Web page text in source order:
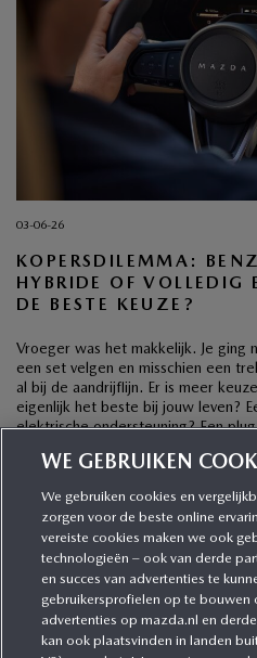
03-06-26
KOPERSDILEMMA:
HYBRIDE OF VOLLEDIG
DE BESTE KEUZE?
Vroeger was het makkelijk. Je ging
een set velgen en misschien een
al bij de aandrijflijn. Er is meer
eigenlijk het beste bij jouw leven?
elektrische ondersteuning? Een
CATEGORIEËN
MEER INFORMATIE
WE GEBRUIKEN
We gebruiken cookies en
zorgen voor de beste online
vereiste cookies maken we ook
technologieën – ook van derde
en succes van advertenties te
gebruikersprofielen op te bouwen
advertenties op mazda.nl en
kan ook plaatsvinden in landen